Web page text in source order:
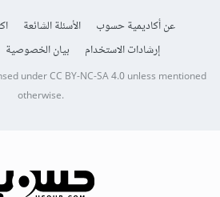
عن أكاديمية حسوب الأسئلة الشائعة
إرشادات الاستخدام
بيان الخصوصية
underCC BY-NC-SA 4.0unless mentioned
otherwise.